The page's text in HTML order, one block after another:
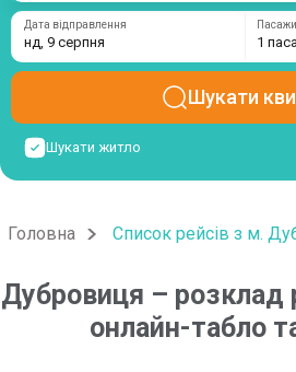
Дата відправлення
нд, 9 серпня 1
Шукати
Шукати житло
Головна Список рейсів з м.
Дубровиця – розклад
онлайн-табло